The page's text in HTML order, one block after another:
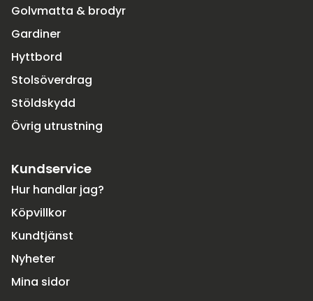
Golvmatta & brodyr
Gardiner
Hyttbord
Stolsöverdrag
Stöldskydd
Övrig utrustning
Kundservice
Hur handlar jag?
Köpvillkor
Kundtjänst
Nyheter
Mina sidor